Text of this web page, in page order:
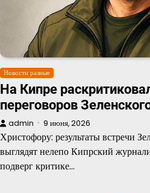
Новости разные
На Кипре
переговоров
admin 9 июня, 2026
Христофору: результаты встречи
выглядят нелепо Кипрский
подверг критике…